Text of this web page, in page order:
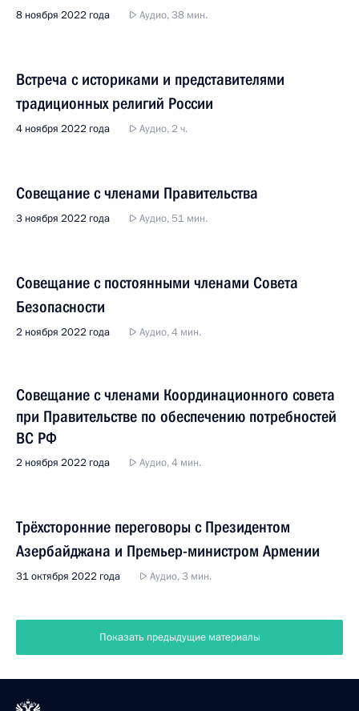
8 ноября 2022 года Аудио, 38 мин.
Встреча с историками и представителями
традиционных религий России
4 ноября 2022 года Аудио, 2 ч.
Совещание с членами Правительства
3 ноября 2022 года Аудио, 51 мин.
Совещание с постоянными членами Совета
Безопасности
2 ноября 2022 года Аудио, 4 мин.
Совещание с членами Координационного совета
при Правительстве по обеспечению потребностей
ВС РФ
2 ноября 2022 года Аудио, 4 мин.
Трёхсторонние переговоры с Президентом
Азербайджана и Премьер-министром Армении
31 октября 2022 года Аудио, 3 мин.
Показать предыдущие материалы